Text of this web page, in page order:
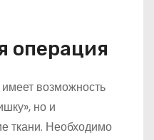
операция
возможность
но и
ткани. Необходимо